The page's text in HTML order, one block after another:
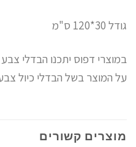
גודל 30*120 ס"מ
במוצרי דפוס יתכנו הבדלי
על המוצר בשל הבדלי כיול
מוצרים קשורים